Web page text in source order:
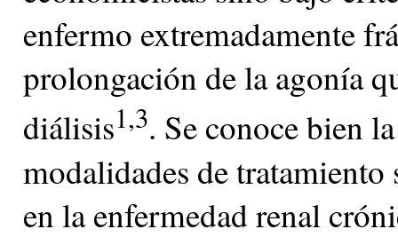
enfermo extremadamente
prolongación de la agonía
diálisis1,3. Se conoce bien
modalidades de
en la enfermedad renal